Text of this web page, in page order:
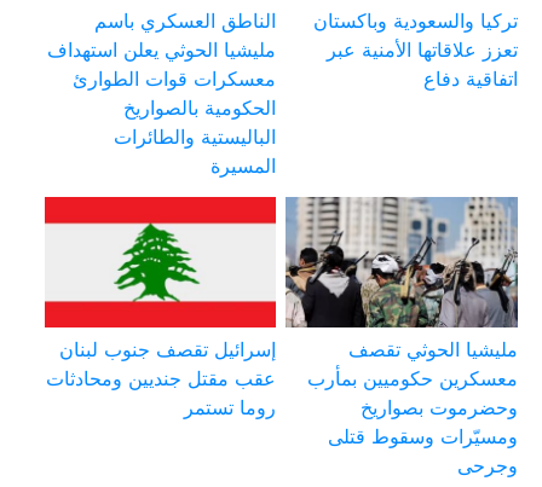
تركيا والسعودية وباكستان
تعزز علاقاتها الأمنية عبر
اتفاقية دفاع
الناطق العسكري باسم
مليشيا الحوثي يعلن استهداف
معسكرات قوات الطوارئ
الحكومية بالصواريخ
الباليستية والطائرات
المسيرة
مليشيا الحوثي تقصف
معسكرين حكوميين بمأرب
وحضرموت بصواريخ
ومسيّرات وسقوط قتلى
وجرحى
إسرائيل تقصف جنوب لبنان
عقب مقتل جنديين ومحادثات
روما تستمر